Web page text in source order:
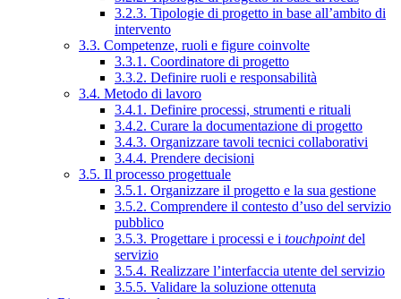
3.2.3. Tipologie di progetto in base all’ambito di
intervento
3.3. Competenze, ruoli e figure coinvolte
3.3.1. Coordinatore di progetto
3.3.2. Definire ruoli e responsabilità
3.4. Metodo di lavoro
3.4.1. Definire processi, strumenti e rituali
3.4.2. Curare la documentazione di progetto
3.4.3. Organizzare tavoli tecnici collaborativi
3.4.4. Prendere decisioni
3.5. Il processo progettuale
3.5.1. Organizzare il progetto e la sua gestione
3.5.2. Comprendere il contesto d’uso del servizio
pubblico
3.5.3. Progettare i processi e i touchpointdel
servizio
3.5.4. Realizzare l’interfaccia utente del servizio
3.5.5. Validare la soluzione ottenuta